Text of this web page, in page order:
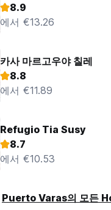
8.9
에서 €13.26
카사 마르고우야 칠레
8.8
에서 €11.89
Refugio Tia Susy
8.7
에서 €10.53
Puerto Varas의 모든